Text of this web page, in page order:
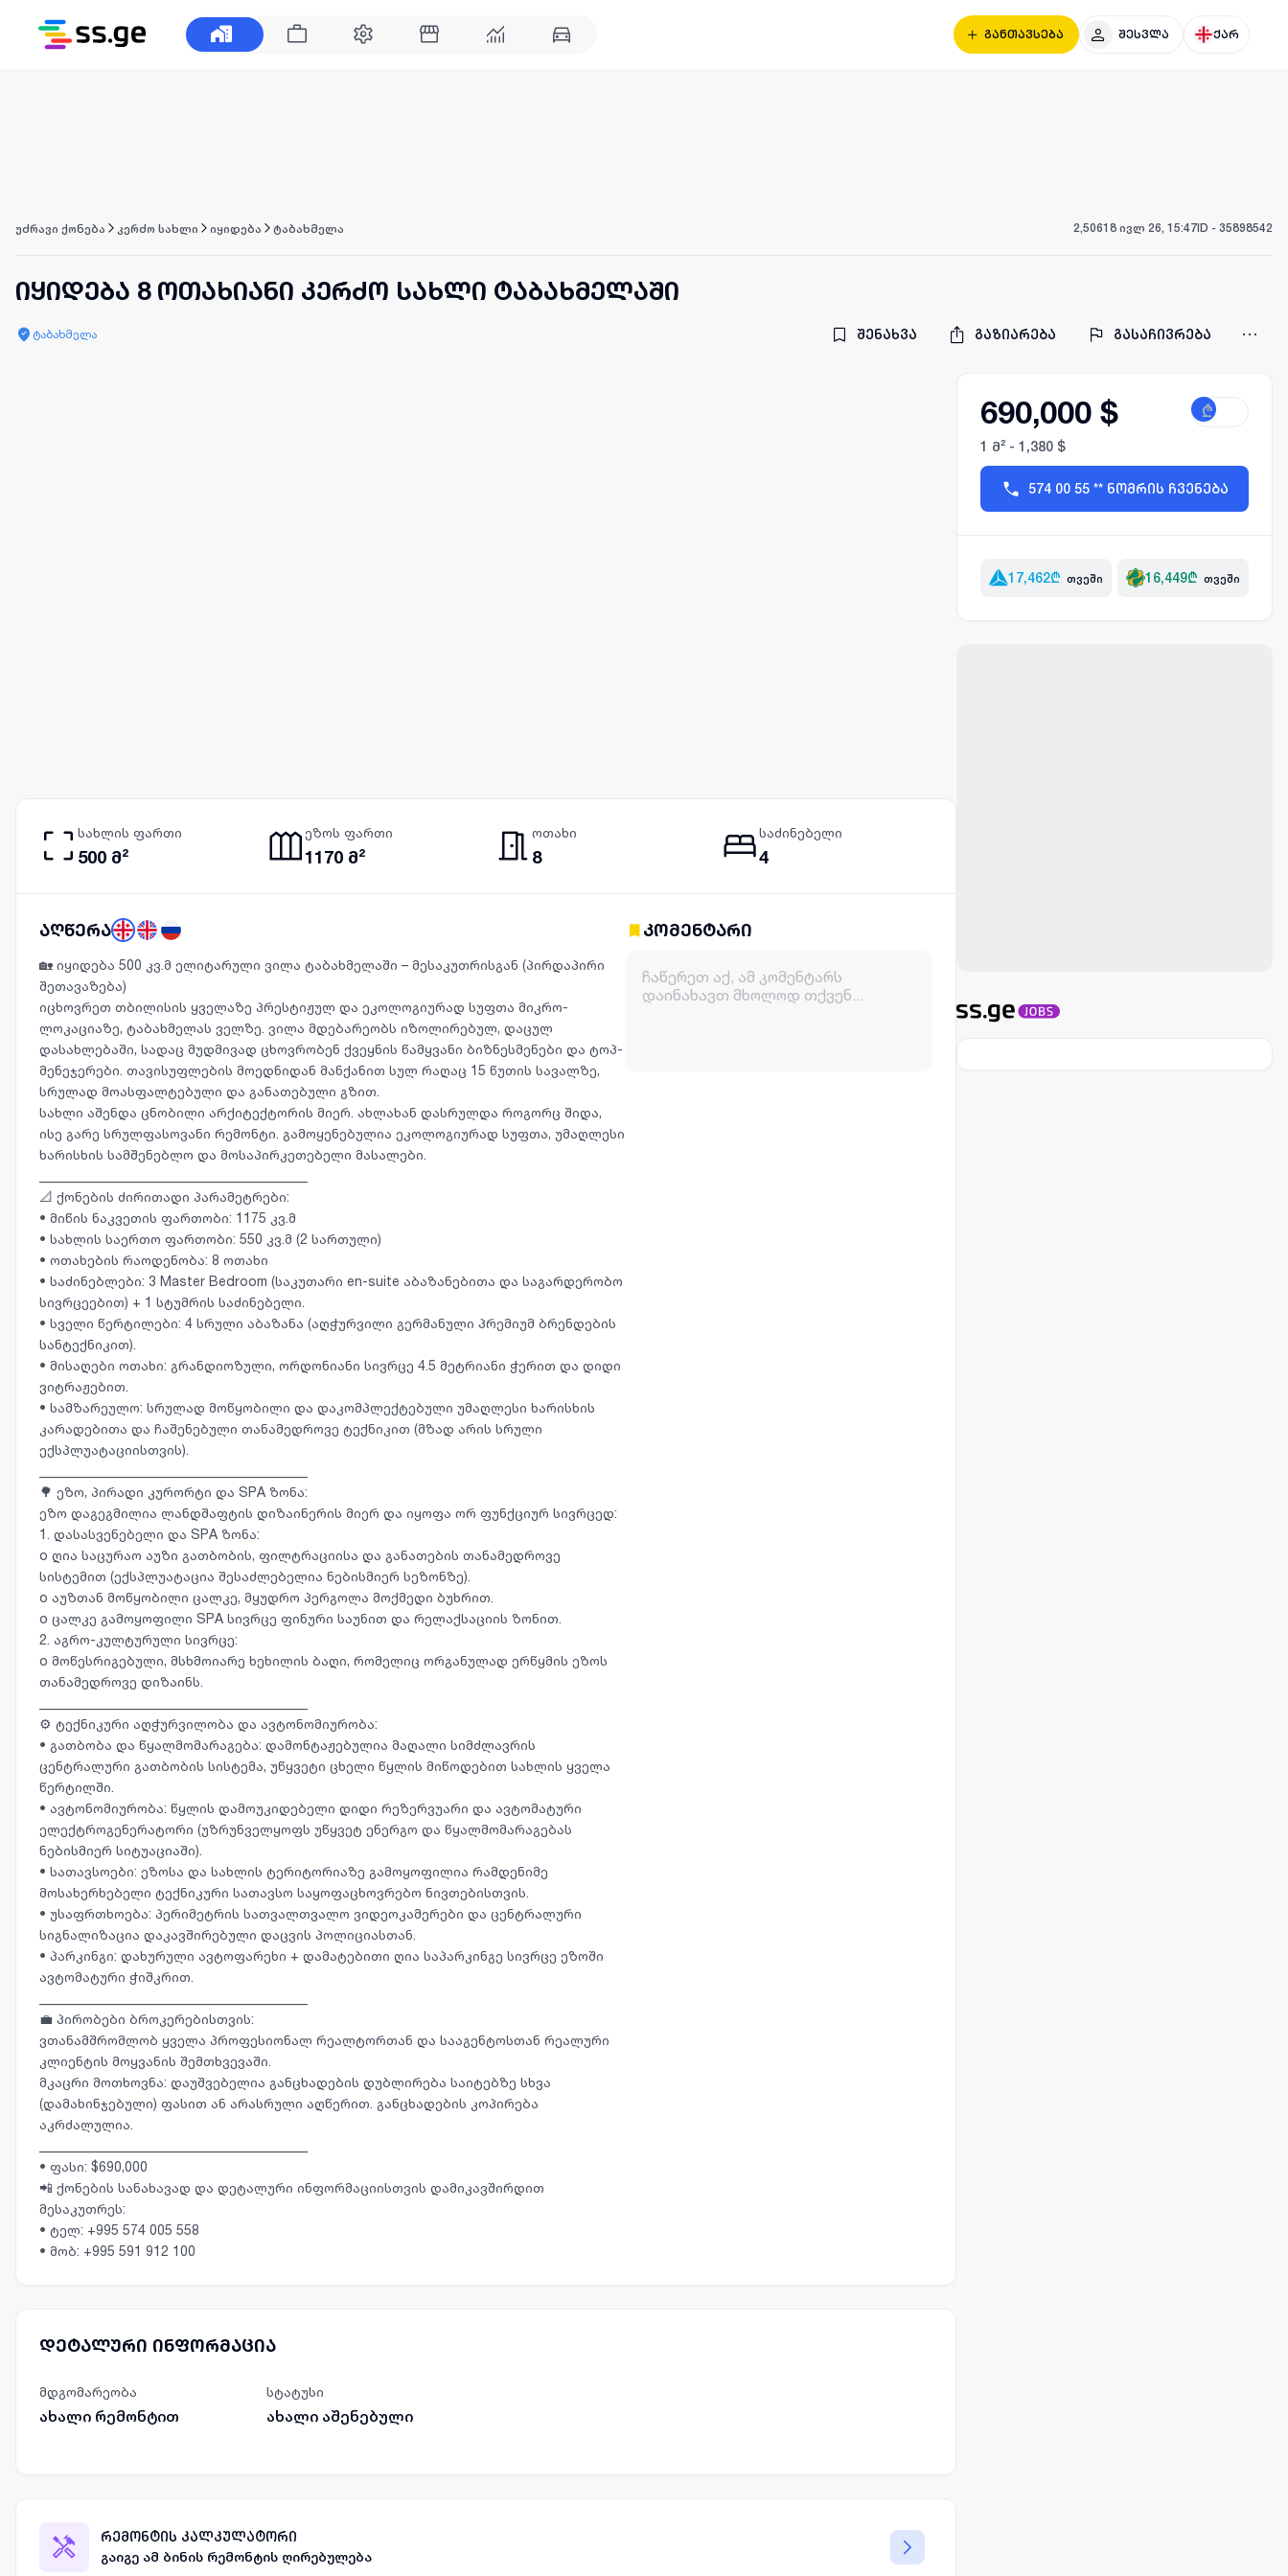
განთავსება შესვლა ქარ
უძრავი ქონება კერძო სახლი იყიდება ტაბახმელა 2,50618 ივლ 26, 15:47ID - 35898542
იყიდება 8 ოთახიანი კერძო სახლი ტაბახმელაში
ტაბახმელა შენახვა გაზიარება გასაჩივრება
სახლის ფართი
500 მ²
ეზოს ფართი
1170 მ²
ოთახი
8
საძინებელი
4
აღწერა
🏡 იყიდება 500 კვ.მ ელიტარული ვილა ტაბახმელაში – მესაკუთრისგან (პირდაპირი
შეთავაზება)
იცხოვრეთ თბილისის ყველაზე პრესტიჟულ და ეკოლოგიურად სუფთა მიკრო-
ლოკაციაზე, ტაბახმელას ველზე. ვილა მდებარეობს იზოლირებულ, დაცულ
დასახლებაში, სადაც მუდმივად ცხოვრობენ ქვეყნის წამყვანი ბიზნესმენები და ტოპ-
მენეჯერები. თავისუფლების მოედნიდან მანქანით სულ რაღაც 15 წუთის სავალზე,
სრულად მოასფალტებული და განათებული გზით.
სახლი აშენდა ცნობილი არქიტექტორის მიერ. ახლახან დასრულდა როგორც შიდა,
ისე გარე სრულფასოვანი რემონტი. გამოყენებულია ეკოლოგიურად სუფთა, უმაღლესი
ხარისხის სამშენებლო და მოსაპირკეთებელი მასალები.
📐 ქონების ძირითადი პარამეტრები:
• მიწის ნაკვეთის ფართობი: 1175 კვ.მ
• სახლის საერთო ფართობი: 550 კვ.მ (2 სართული)
• ოთახების რაოდენობა: 8 ოთახი
• საძინებლები: 3 Master Bedroom (საკუთარი en-suite აბაზანებითა და საგარდერობო
სივრცეებით) + 1 სტუმრის საძინებელი.
• სველი წერტილები: 4 სრული აბაზანა (აღჭურვილი გერმანული პრემიუმ ბრენდების
სანტექნიკით).
• მისაღები ოთახი: გრანდიოზული, ორდონიანი სივრცე 4.5 მეტრიანი ჭერით და დიდი
ვიტრაჟებით.
• სამზარეულო: სრულად მოწყობილი და დაკომპლექტებული უმაღლესი ხარისხის
კარადებითა და ჩაშენებული თანამედროვე ტექნიკით (მზად არის სრული
ექსპლუატაციისთვის).
🌳 ეზო, პირადი კურორტი და SPA ზონა:
ეზო დაგეგმილია ლანდშაფტის დიზაინერის მიერ და იყოფა ორ ფუნქციურ სივრცედ:
1. დასასვენებელი და SPA ზონა:
o ღია საცურაო აუზი გათბობის, ფილტრაციისა და განათების თანამედროვე
სისტემით (ექსპლუატაცია შესაძლებელია ნებისმიერ სეზონზე).
o აუზთან მოწყობილი ცალკე, მყუდრო პერგოლა მოქმედი ბუხრით.
o ცალკე გამოყოფილი SPA სივრცე ფინური საუნით და რელაქსაციის ზონით.
2. აგრო-კულტურული სივრცე:
o მოწესრიგებული, მსხმოიარე ხეხილის ბაღი, რომელიც ორგანულად ერწყმის ეზოს
თანამედროვე დიზაინს.
⚙️ ტექნიკური აღჭურვილობა და ავტონომიურობა:
• გათბობა და წყალმომარაგება: დამონტაჟებულია მაღალი სიმძლავრის
ცენტრალური გათბობის სისტემა, უწყვეტი ცხელი წყლის მიწოდებით სახლის ყველა
წერტილში.
• ავტონომიურობა: წყლის დამოუკიდებელი დიდი რეზერვუარი და ავტომატური
ელექტროგენერატორი (უზრუნველყოფს უწყვეტ ენერგო და წყალმომარაგებას
ნებისმიერ სიტუაციაში).
• სათავსოები: ეზოსა და სახლის ტერიტორიაზე გამოყოფილია რამდენიმე
მოსახერხებელი ტექნიკური სათავსო საყოფაცხოვრებო ნივთებისთვის.
• უსაფრთხოება: პერიმეტრის სათვალთვალო ვიდეოკამერები და ცენტრალური
სიგნალიზაცია დაკავშირებული დაცვის პოლიციასთან.
• პარკინგი: დახურული ავტოფარეხი + დამატებითი ღია საპარკინგე სივრცე ეზოში
ავტომატური ჭიშკრით.
💼 პირობები ბროკერებისთვის:
ვთანამშრომლობ ყველა პროფესიონალ რეალტორთან და სააგენტოსთან რეალური
კლიენტის მოყვანის შემთხვევაში.
მკაცრი მოთხოვნა: დაუშვებელია განცხადების დუბლირება საიტებზე სხვა
(დამახინჯებული) ფასით ან არასრული აღწერით. განცხადების კოპირება
აკრძალულია.
• ფასი: $690,000
📲 ქონების სანახავად და დეტალური ინფორმაციისთვის დამიკავშირდით
მესაკუთრეს:
• ტელ: +995 574 005 558
კომენტარი
დეტალური ინფორმაცია
მდგომარეობა
ახალი რემონტით
სტატუსი
ახალი აშენებული
რემონტის კალკულატორი
გაიგე ამ ბინის რემონტის ღირებულება
690,000 $ ₾
1 მ² - 1,380 $
574 00 55 ** ნომრის ჩვენება
17,462₾ თვეში 16,449₾ თვეში